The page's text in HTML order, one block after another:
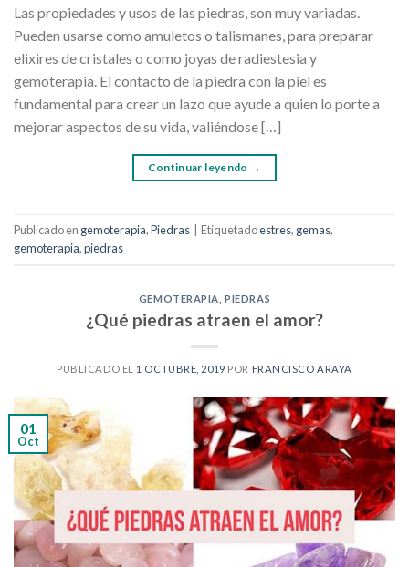
Las propiedades y usos de las piedras, son muy variadas.
Pueden usarse como amuletos o talismanes, para preparar
elixires de cristales o como joyas de radiestesia y
gemoterapia. El contacto de la piedra con la piel es
fundamental para crear un lazo que ayude a quien lo porte a
mejorar aspectos de su vida, valiéndose […]
Continuar leyendo →
Publicado en gemoterapia,Piedras Etiquetadoestres, gemas,
gemoterapia,piedras
GEMOTERAPIA ,PIEDRAS
¿Qué piedras atraen el amor?
PUBLICADO EL 1 OCTUBRE, 2019 POR FRANCISCO ARAYA
01
Oct